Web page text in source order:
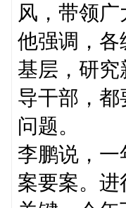
风，带领
他强调，各
基层，研
导干部，
问题。
李鹏说，一
案要案。